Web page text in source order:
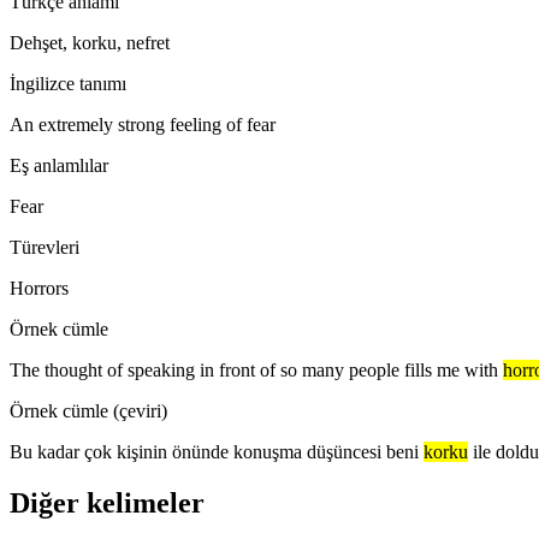
Dehşet, korku, nefret
İngilizce tanımı
An extremely strong feeling of fear
Eş anlamlılar
Fear
Türevleri
Horrors
Örnek cümle
The thought of speaking in front of so many people fills me with
Örnek cümle (çeviri)
Bu kadar çok kişinin önünde konuşma düşüncesi beni korku ile
Diğer kelimeler